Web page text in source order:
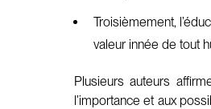
Troisièmement,
valeur innée de tout
Plusieurs auteurs
l’importance et aux